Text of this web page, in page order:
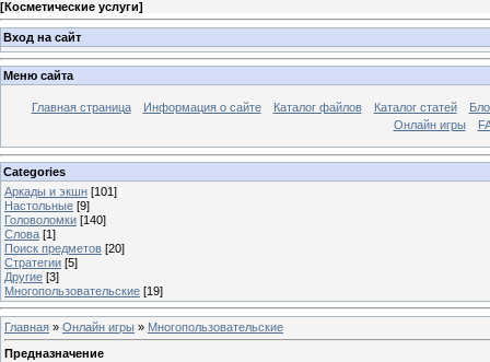
[Косметические услуги]
Вход на сайт
Меню сайта
Главная страница Информация о сайте Каталог файлов Каталог статей
Онлайн игры
Categories
Аркады и экшн [101]
Настольные [9]
Головоломки [140]
Слова [1]
Поиск предметов [20]
Стратегии [5]
Другие [3]
Многопользовательские [19]
Главная » Онлайн игры » Многопользовательские
Предназначение